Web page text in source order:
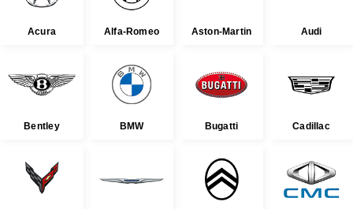
Acura Alfa-Romeo Aston-Martin Audi
Bentley BMW Bugatti Cadillac